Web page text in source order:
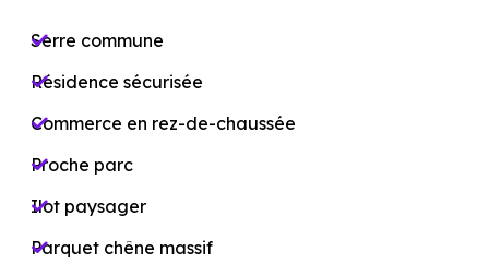
Serre commune
Résidence sécurisée
Commerce en rez-de-chaussée
Proche parc
Ilot paysager
Parquet chêne massif